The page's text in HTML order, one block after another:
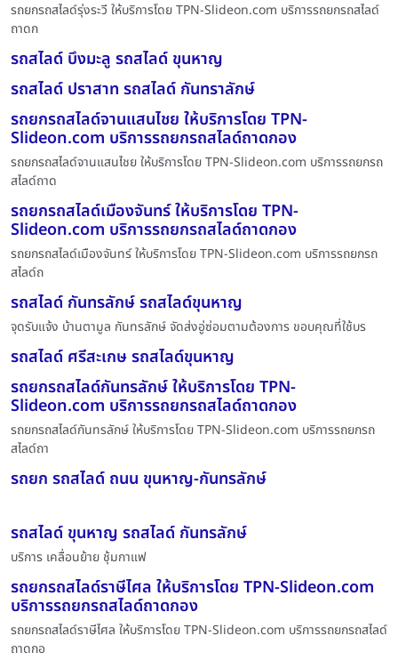
รถยกรถสไลด์รุ่งระวี ให้บริการโดย TPN-Slideon.com บริการรถยกรถสไลด์
ถาดก
รถสไลด์ บึงมะลู รถสไลด์ ขุนหาญ
รถสไลด์ ปราสาท รถสไลด์ กันทราลักษ์
รถยกรถสไลด์จานแสนไชย ให้บริการโดย TPN-
Slideon.com บริการรถยกรถสไลด์ถาดกอง
รถยกรถสไลด์จานแสนไชย ให้บริการโดย TPN-Slideon.com บริการรถยกรถ
สไลด์ถาด
รถยกรถสไลด์เมืองจันทร์ ให้บริการโดย TPN-
Slideon.com บริการรถยกรถสไลด์ถาดกอง
รถยกรถสไลด์เมืองจันทร์ ให้บริการโดย TPN-Slideon.com บริการรถยกรถ
สไลด์ถ
รถสไลด์ กันทรลักษ์ รถสไลด์ขุนหาญ
จุดรับแจ้ง บ้านตามูล กันทรลักษ์ จัดส่งอู่ซ่อมตามต้องการ ขอบคุณที่ใช้บร
รถสไลด์ ศรีสะเกษ รถสไลด์ขุนหาญ
รถยกรถสไลด์กันทรลักษ์ ให้บริการโดย TPN-
Slideon.com บริการรถยกรถสไลด์ถาดกอง
รถยกรถสไลด์กันทรลักษ์ ให้บริการโดย TPN-Slideon.com บริการรถยกรถ
สไลด์ถา
รถยก รถสไลด์ ถนน ขุนหาญ-กันทรลักษ์
รถสไลด์ ขุนหาญ รถสไลด์ กันทรลักษ์
บริการ เคลื่อนย้าย ชุ้มกาแฟ
รถยกรถสไลด์ราษีไศล ให้บริการโดย TPN-Slideon.com
บริการรถยกรถสไลด์ถาดกอง
รถยกรถสไลด์ราษีไศล ให้บริการโดย TPN-Slideon.com บริการรถยกรถสไลด์
ถาดกอ